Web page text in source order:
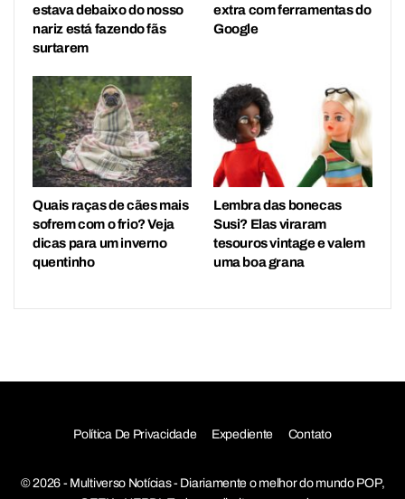
estava debaixo do nosso
nariz está fazendo fãs
surtarem
extra com ferramentas do
Google
Quais raças de cães mais
sofrem com o frio? Veja
dicas para um inverno
quentinho
Lembra das bonecas
Susi? Elas viraram
tesouros vintage e valem
uma boa grana
Política De Privacidade Expediente Contato
© 2026 - Multiverso Notícias - Diariamente o melhor do mundo POP,